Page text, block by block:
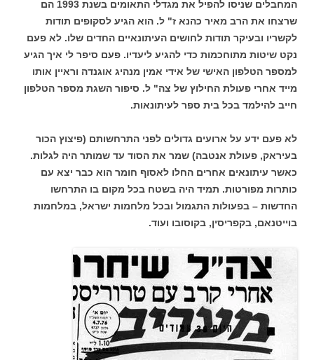
המחבלים שניסו להפיל את מגדלי התאומים בשנת 1993 הם
שרצחו את הרב מאיר כהנא ז" ל. הוא הגיע לסקופים תודות
לקשריו ובעיקר תודות לחושים העיתונאיים החדים שלו. לא פעם
נקט שיטות מתוחכמות כדי להגיע ליעדיו. פעם סיפר לי איך הגיע
למספר הטלפון האישי של אידי אמין מנהיג אוגנדה וראיין אותו
מייד אחרי פעולת החילוץ של צה" ל. סיפור השגת מספר הטלפון
חייב להילמד בכל בית ספר לעיתונאות.
לא פעם ידע על ארועים גדולים לפני התרחשותם (פיצוץ הכור
בעיראק, פעולת אנטבה) שמר את הסוד עד שמותר היה לגלות.
כאשר עיתונאים אחרים החלו לאסוף חומר הוא כבר יצא עם
כותרות מפורטות. תמיד היה בשטח בכל מקום בו התרחשו
החדשות – בפעולות התגמול ובכל מלחמות ישראל, במלחמות
בוייטנאם, בקפריסין, בקוסובו ועוד.